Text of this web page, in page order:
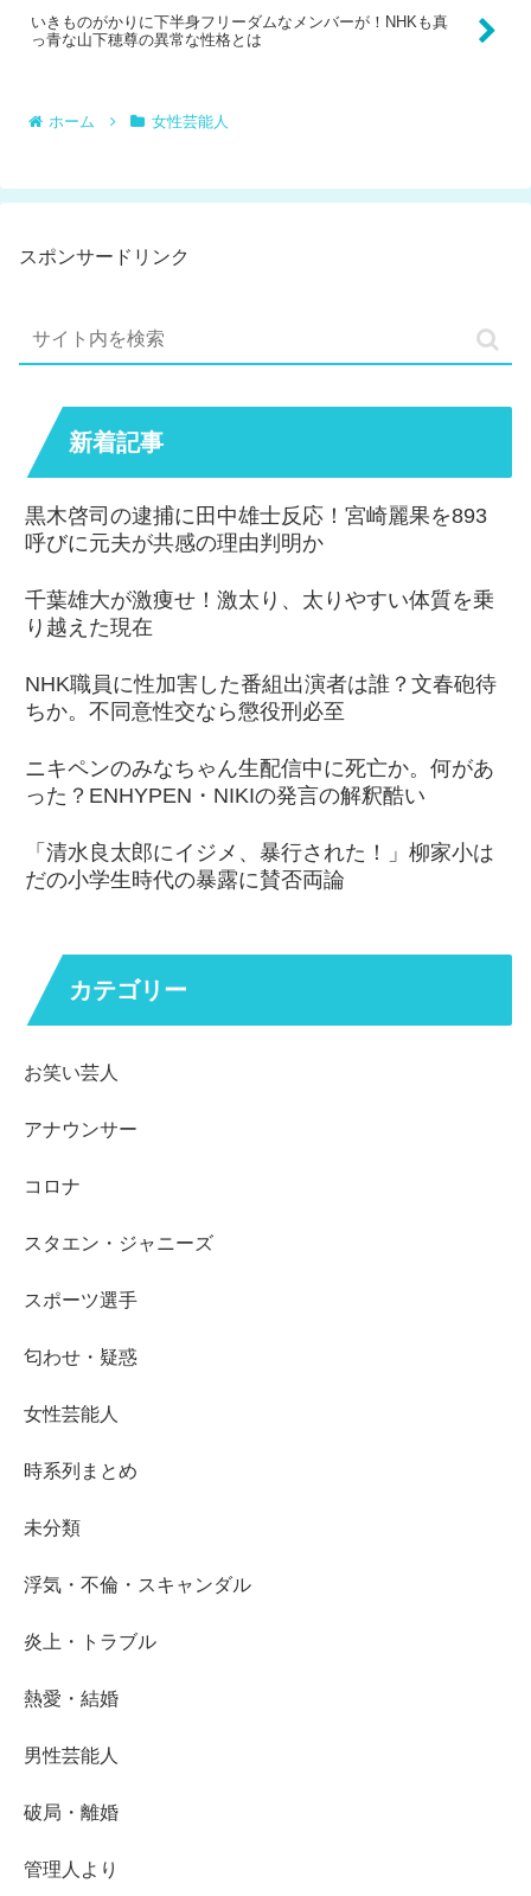
いきものがかりに下半身フリーダムなメンバーが！NHKも真
っ青な山下穂尊の異常な性格とは
ホーム 女性芸能人
スポンサードリンク
新着記事
黒木啓司の逮捕に田中雄士反応！宮崎麗果を893
呼びに元夫が共感の理由判明か
千葉雄大が激痩せ！激太り、太りやすい体質を乗
り越えた現在
NHK職員に性加害した番組出演者は誰？文春砲待
ちか。不同意性交なら懲役刑必至
ニキペンのみなちゃん生配信中に死亡か。何があ
った？ENHYPEN・NIKIの発言の解釈酷い
「清水良太郎にイジメ、暴行された！」柳家小は
だの小学生時代の暴露に賛否両論
カテゴリー
お笑い芸人
アナウンサー
コロナ
スタエン・ジャニーズ
スポーツ選手
匂わせ・疑惑
女性芸能人
時系列まとめ
未分類
浮気・不倫・スキャンダル
炎上・トラブル
熱愛・結婚
男性芸能人
破局・離婚
管理人より